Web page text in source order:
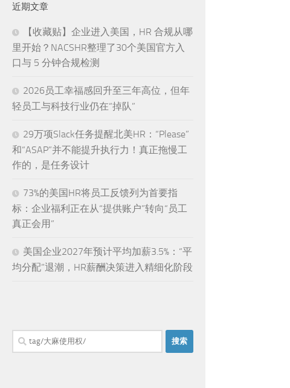
近期文章
【收藏贴】企业进入美国，HR 合规从哪
里开始？NACSHR整理了30个美国官方入
口与 5 分钟合规检测
2026员工幸福感回升至三年高位，但年
轻员工与科技行业仍在“掉队”
29万项Slack任务提醒北美HR：“Please”
和“ASAP”并不能提升执行力！真正拖慢工
作的，是任务设计
73%的美国HR将员工反馈列为首要指
标：企业福利正在从“提供账户”转向“员工
真正会用”
美国企业2027年预计平均加薪3.5%：“平
均分配”退潮，HR薪酬决策进入精细化阶段
搜
索：